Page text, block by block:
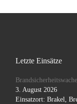
Letzte Einsätze
3. August 2026
Einsatzort: Brakel,